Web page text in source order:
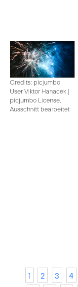
Credits: picjumbo
User Viktor Hanacek |
picjumbo License,
Ausschnitt bearbeitet
1 2 3 4